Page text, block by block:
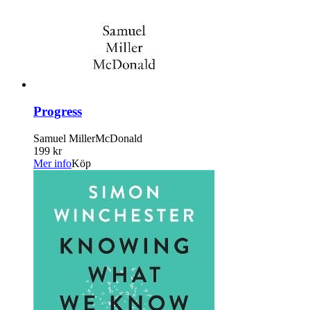
Progress
Samuel MillerMcDonald
199 kr
Mer infoKöp